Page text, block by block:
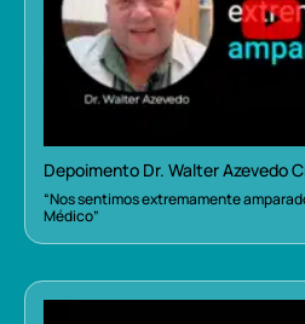
Depoimento Dr. Walter Azevedo
“Nos sentimos extremamente
Médico”